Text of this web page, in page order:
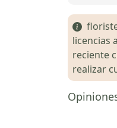
licencias
reciente
realizar